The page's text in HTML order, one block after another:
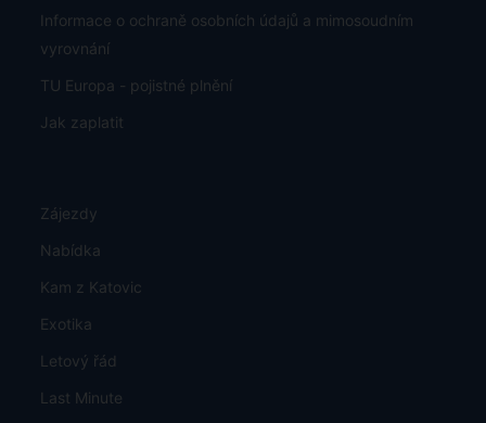
Informace o ochraně osobních údajů a mimosoudním
vyrovnání
TU Europa - pojistné plnění
Jak zaplatit
Zájezdy
Nabídka
Kam z Katovic
Exotika
Letový řád
Last Minute